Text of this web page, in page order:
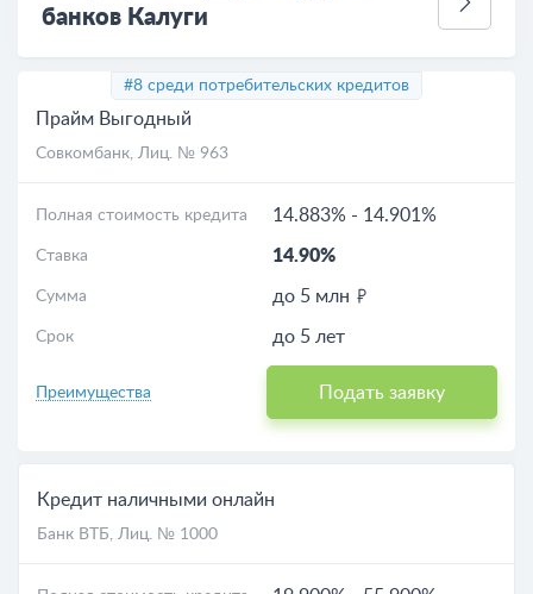
банков Калуги
#8 среди потребительских кредитов
Прайм Выгодный
Совкомбанк, Лиц. № 963
Полная стоимость кредита 14.883% - 14.901%
Ставка 14.90%
Сумма до 5 млн
Срок до 5 лет
Преимущества Подать заявку
Кредит наличными онлайн
Банк ВТБ, Лиц. № 1000